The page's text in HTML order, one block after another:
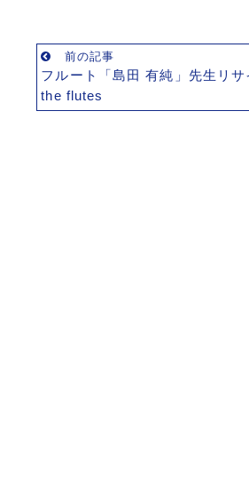
前の記事
フルート「島田 有純」先生リ
the flutes